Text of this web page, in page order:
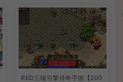
RED三端引擎传奇手游【200